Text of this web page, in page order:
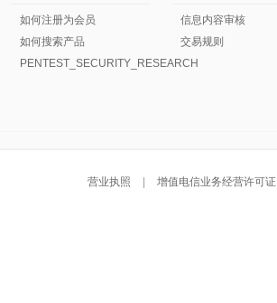
如何注册为会员
如何搜索产品
PENTEST_SECURITY_RESEARCH
信息内容审核
交易规则
营业执照
增值电信业务经营许可证